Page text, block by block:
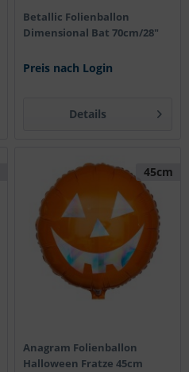
Betallic Folienballon
Dimensional Bat 70cm/28"
Preis nach Login
Details
45cm
Anagram Folienballon
Halloween Fratze 45cm